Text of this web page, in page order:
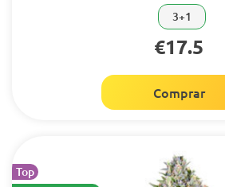
3+1
€17.5
Comprar
Top